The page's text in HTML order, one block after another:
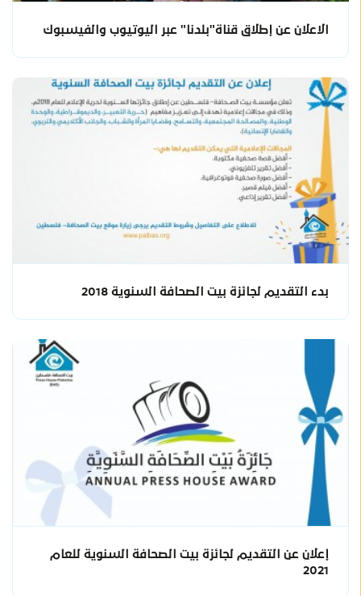
الاعلان عن إطلاق قناة"بلدنا" عبر اليوتيوب والفيسبوك
بدء التقديم لجائزة بيت الصحافة السنوية 2018
إعلان عن التقديم لجائزة بيت الصحافة السنوية للعام
2021